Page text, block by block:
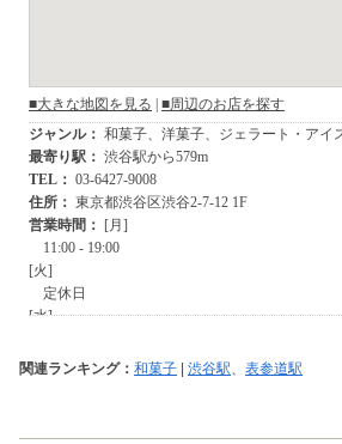
関連ランキング： 和菓子 渋谷駅、 表参道駅